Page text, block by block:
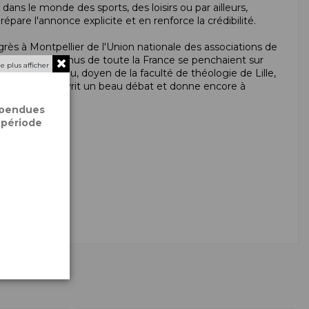
le monde des sports, des loisirs ou par ailleurs,
l'annonce explicite et en renforce la crédibilité.
à Montpellier de l'Union nationale des associations de
venus de toute la France se penchaient sur
Yves Baziou, doyen de la faculté de théologie de Lille,
liminaire ouvrit un beau débat et donne encore à
plus afficher